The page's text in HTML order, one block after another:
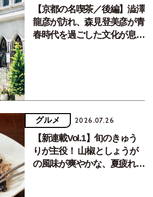
【京都の名喫茶／後編】澁澤
龍彦が訪れ、森見登美彦が青
春時代を過ごした文化が息づ
グルメ 2026.07.26
【新連載Vol.1】旬のきゅう
りが主役！ 山椒としょうが
の風味が爽やかな、夏疲れを